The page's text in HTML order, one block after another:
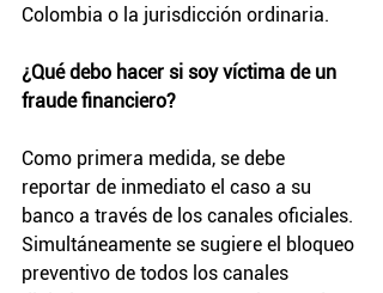
Colombia o la jurisdicción ordinaria.
¿Qué debo hacer si soy víctima de un
fraude financiero?
Como primera medida, se debe
reportar de inmediato el caso a su
banco a través de los canales oficiales.
Simultáneamente se sugiere el bloqueo
preventivo de todos los canales